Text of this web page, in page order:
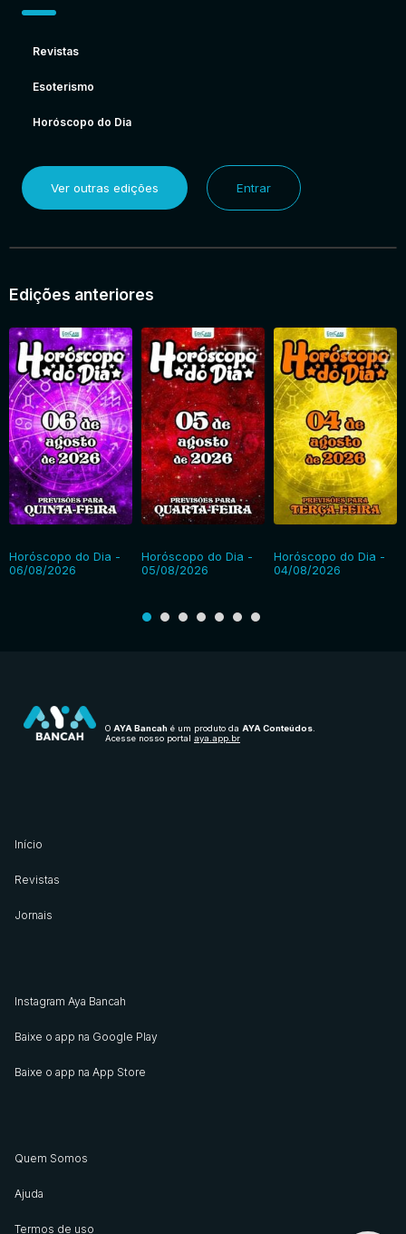
Revistas
Esoterismo
Horóscopo do Dia
Ver outras edições Entrar
Edições anteriores
Horóscopo do Dia -
06/08/2026
Horóscopo do Dia -
05/08/2026
Horóscopo do Dia -
04/08/2026
O AYA Bancah é um produto da AYA Conteúdos
Acesse nosso portal aya.app.br
Início
Revistas
Jornais
Instagram Aya Bancah
Baixe o app na Google Play
Baixe o app na App Store
Quem Somos
Ajuda
Termos de uso